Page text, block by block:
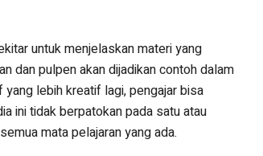
untuk menjelaskan materi yang
dan pulpen akan dijadikan contoh dalam
lebih kreatif lagi, pengajar bisa
ini tidak berpatokan pada satu atau
mata pelajaran yang ada.